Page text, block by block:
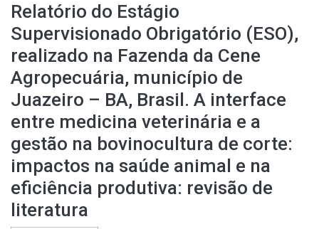
Relatório do Estágio
Supervisionado Obrigatório (ESO),
realizado na Fazenda da Cene
Agropecuária, município de
Juazeiro – BA, Brasil. A interface
entre medicina veterinária e a
gestão na bovinocultura de corte:
impactos na saúde animal e na
eficiência produtiva: revisão de
literatura